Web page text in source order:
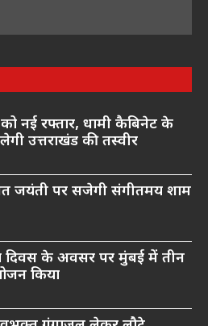
नई रफ्तार, धामी कैबिनेट के
उत्तराखंड की तस्वीर
जयंती पर सजेगी संगीतमय शाम
दिवस के अवसर पर मुंबई में तीन
किया